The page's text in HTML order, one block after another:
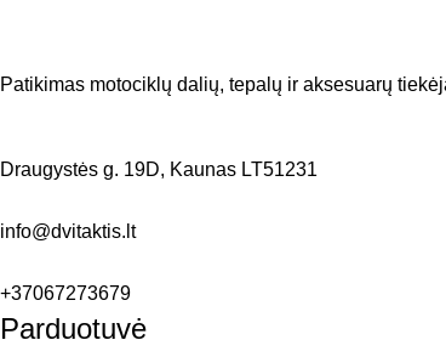
Patikimas motociklų dalių, tepalų ir aksesuarų
Draugystės g. 19D, Kaunas LT51231
info@dvitaktis.lt
+37067273679
Parduotuvė